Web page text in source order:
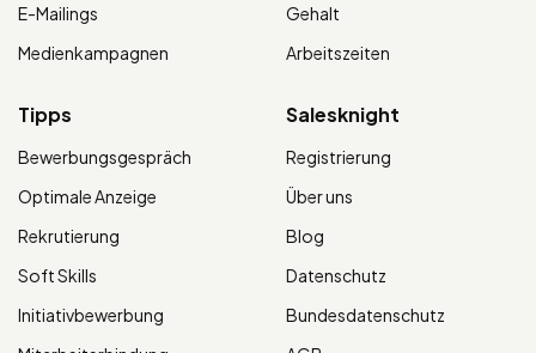
E-Mailings
Medienkampagnen
Gehalt
Arbeitszeiten
Tipps
Bewerbungsgespräch
Optimale Anzeige
Rekrutierung
Soft Skills
Initiativbewerbung
Salesknight
Registrierung
Über uns
Blog
Datenschutz
Bundesdatenschutz